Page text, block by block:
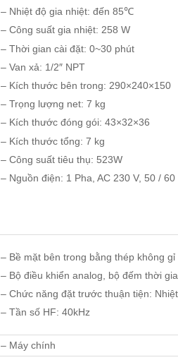
– Nhiệt độ gia nhiệt: đến 85℃
– Công suất gia nhiệt: 258 W
– Thời gian cài đặt: 0~30 phút
– Van xả: 1/2″ NPT
– Kích thước bên trong: 290×240×150
– Trọng lượng net: 7 kg
– Kích thước đóng gói: 43×32×36
– Kích thước tổng: 7 kg
– Công suất tiêu thụ: 523W
– Nguồn điện: 1 Pha, AC 230 V, 50 /
– Bề mặt bên trong bằng thép không gỉ
– Bộ điều khiển analog, bộ đếm thời
– Chức năng đặt trước thuận tiện:
– Tần số HF: 40kHz
– Máy chính